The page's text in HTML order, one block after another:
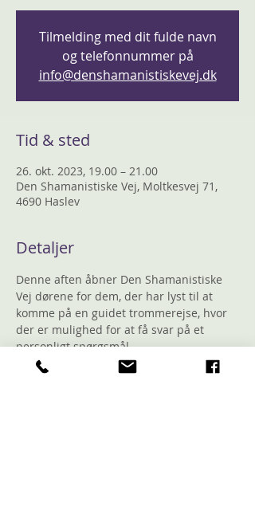
Tilmelding med dit fulde navn
og telefonnummer på
info@denshamanistiskevej.dk
Tid & sted
26. okt. 2023, 19.00 – 21.00
Den Shamanistiske Vej, Moltkesvej 71,
4690 Haslev
Detaljer
Denne aften åbner Den Shamanistiske
Vej dørene for dem, der har lyst til at
komme på en guidet trommerejse, hvor
der er mulighed for at få svar på et
personligt spørgsmål.
Aftenen starter med en introduktion til